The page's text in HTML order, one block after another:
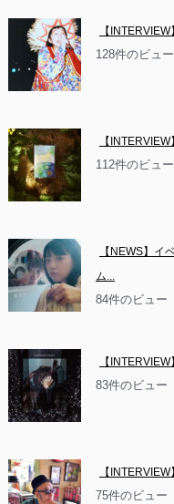
【
128件のビュー
【
112件のビュー
【NEWS】イ
ム...
84件のビュー
【
83件のビュー
【
75件のビュー